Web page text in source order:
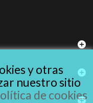
y otras
nuestro sitio
de cookies